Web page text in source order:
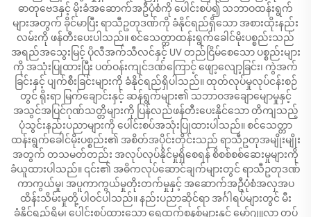
ဓာတုဗေဒနှင့် မိုးခံအဆောက်အဦပုံစံကို ပေါင်းစပ်၍ သဘာဝထန်းရွက်
များအတွက် ခိုင်မာပြီး ရာသီဥတုဒဏ်ကို ခံနိုင်ရည်ရှိသော အစားထိုးနည်း
လမ်းကို ဖန်တီးပေးပါသည်။ စင်သေတ္တာထန်းရွက်ခေါင်မိုးပစ္စည်းသည်
အရည်အသွေးမြင့် ပိုလီအက်သီလင်နှင့် UV တည်ငြိမ်စေသော ပစ္စည်းများ
ကို အသုံးပြုထားပြီး ပတ်ဝန်းကျင်ဒဏ်ကြောင့် ဖျော့လျော့ခြင်း၊ ကွဲအက်
ခြင်းနှင့် ပျက်စီးခြင်းများကို ခံနိုင်ရည်ရှိပါသည်။ ထုတ်လုပ်မှုလုပ်ငန်းစဉ်
တွင် ရိုးရာ မြက်ချောင်းနှင့် ဆန်ရွက်များ၏ သဘာဝအချောမျောမှုနှင့်
အသွင်အပြင်ဂုဏ်သတ္တိများကို ပြန်လည်ဖန်တီးပေးနိုင်သော တိကျသည့်
ပုံသွင်းနည်းပညာများကို ပေါင်းစပ်အသုံးပြုထားပါသည်။ စင်သေတ္တာ
ထန်းရွက်ခေါင်မိုးပစ္စည်း၏ အစိတ်အပိုင်းတိုင်းသည် ရာသီဥတုအမျိုးမျိုး
အတွက် တသမတ်တည်း အလုပ်လုပ်နိုင်မှုရှိစေရန် စိစစ်စစ်ဆေးမှုများကို
ခံယူထားပါသည်။ ၎င်း၏ အဓိကလုပ်ဆောင်ချက်များတွင် ရာသီဥတုဒဏ်
ကာကွယ်မှု၊ အပူကာကွယ်မှုတိုးတက်မှုနှင့် အဆောက်အဦပုံစံအလှအပ
ထိန်းသိမ်းမှုတို့ ပါဝင်ပါသည်။ နည်းပညာဆိုင်ရာ အင်္ဂါရပ်များတွင် မီး
ခံနိုင်ရည်ရှိမှု၊ ပေါင်းစပ်ထားသော ရေထွက်စနစ်များနှင့် မော်ဂျူလာ တပ်